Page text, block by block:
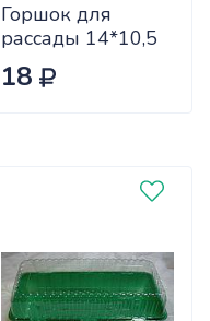
Горшок для
рассады 14*10,5
круг. 1,06л КОР
(45/495)
18